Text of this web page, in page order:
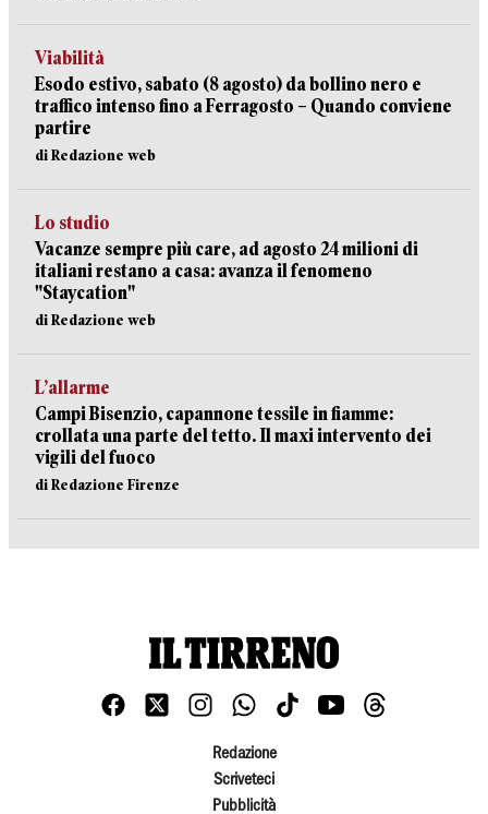
Viabilità
Esodo estivo, sabato (8 agosto) da bollino nero e
traffico intenso fino a Ferragosto – Quando conviene
partire
di Redazione web
Lo studio
Vacanze sempre più care, ad agosto 24 milioni di
italiani restano a casa: avanza il fenomeno
"Staycation"
di Redazione web
L’allarme
Campi Bisenzio, capannone tessile in fiamme:
crollata una parte del tetto. Il maxi intervento dei
vigili del fuoco
di Redazione Firenze
Redazione
Scriveteci
Pubblicità